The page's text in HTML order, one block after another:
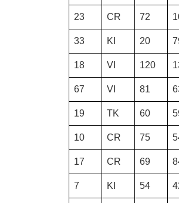
23 CR 72
33 KI 20
18 VI 120
67 VI 81
19 TK 60
10 CR 75
17 CR 69
7 KI 54